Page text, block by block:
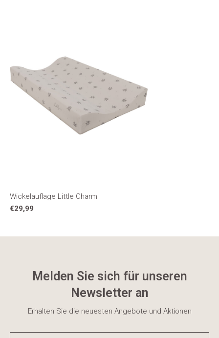
Wickelauflage Little Charm
€29,99
Melden Sie sich für unseren
Newsletter an
Erhalten Sie die neuesten Angebote und Aktionen